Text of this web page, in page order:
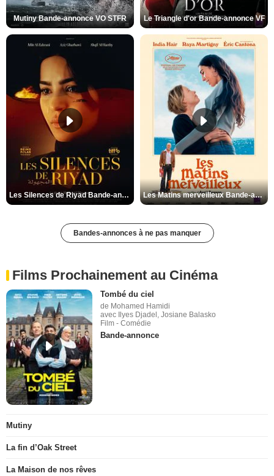
Mutiny Bande-annonce VO STFR Le Triangle d'or Bande-annonce VF
Les Silences de Riyad Bande-annonce VO STFR Les Matins merveilleux Bande-annonce VF
Bandes-annonces à ne pas manquer
Films Prochainement au Cinéma
Tombé du ciel
de Mohamed Hamidi
avec Ilyes Djadel, Josiane Balasko
Film - Comédie
Bande-annonce
Mutiny
La fin d’Oak Street
La Maison de nos rêves